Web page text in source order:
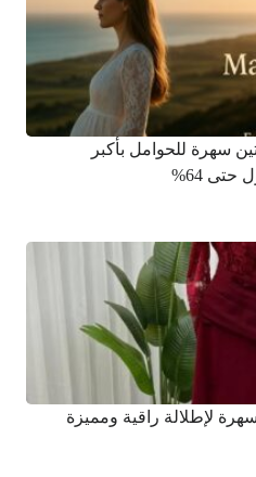
سهرة للحوامل بأكبر
64%
لإطلالة راقية ومميزة